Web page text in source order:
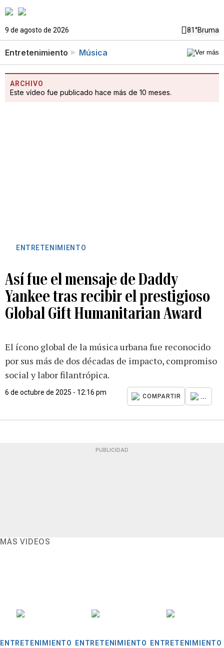
9 de agosto de 2026 81°Bruma
Entretenimiento Música
ARCHIVO
Este vídeo fue publicado hace más de 10 meses.
ENTRETENIMIENTO
Así fue el mensaje de Daddy
Yankee tras recibir el prestigioso
Global Gift Humanitarian Award
El ícono global de la música urbana fue reconocido
por sus más de dos décadas de impacto, compromiso
social y labor filantrópica.
6 de octubre de 2025 - 12:16 pm
COMPARTIR ...
PUBLICIDAD
MÁS VIDEOS
ENTRETENIMIENTO ENTRETENIMIENTO ENTRETENIMIENTO